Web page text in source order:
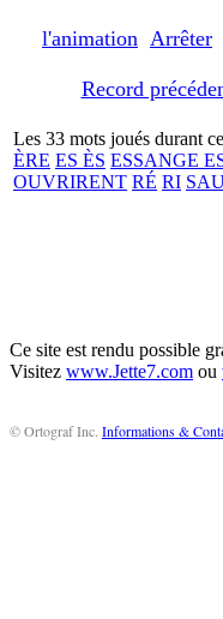
l'animation Arrêter
Record
Les 33 mots joués durant
ÈRE ES ÈS ESSANGE
OUVRIRENT RÉ RI
Ce site est rendu possible
Visitez www.Jette7.com ou
© Ortograf Inc. Informations &